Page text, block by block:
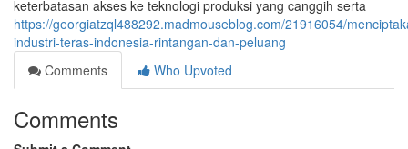
keterbatasan akses ke teknologi produksi yang canggih serta
https://georgiatzql488292.madmouseblog.com/21916054/
industri-teras-indonesia-rintangan-dan-peluang
Comments
Who Upvoted
Comments